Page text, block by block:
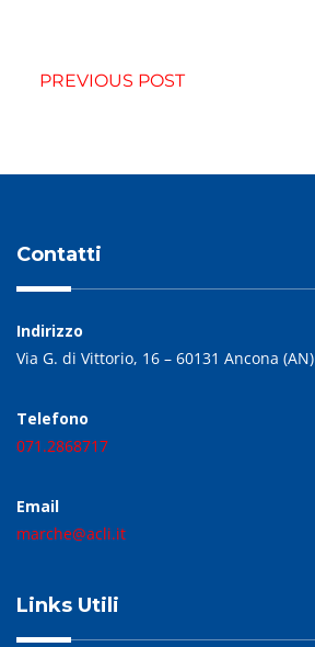
PREVIOUS POST
Contatti
Indirizzo
Via G. di Vittorio, 16 – 60131 Ancona (AN)
Telefono
071.2868717
Email
marche@acli.it
Links Utili